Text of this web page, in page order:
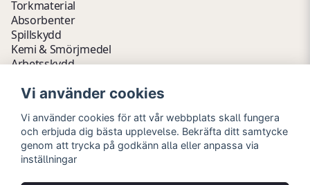
Torkmaterial
Absorbenter
Spillskydd
Kemi & Smörjmedel
Arbetsskydd
Avfallshantering
Fathantering
Emballage & Tillbehör
Lager & Kontor
Hygien- & Städartiklar
Outlet
Vi använder cookies
Vi använder cookies för att vår webbplats skall fungera
och erbjuda dig bästa upplevelse. Bekräfta ditt samtycke
genom att trycka på godkänn alla eller anpassa via
inställningar